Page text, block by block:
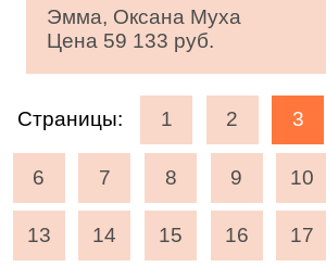
Эмма, Оксана Муха
Цена 59 133 руб.
Страницы: 1 2 3
6 7 8 9 10
13 14 15 16 17